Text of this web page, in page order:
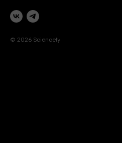
© 2026 Sciencely